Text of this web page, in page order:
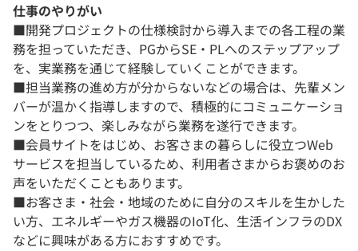
仕事のやりがい
■開発プロジェクトの仕様検討から導入までの各工程の業
務を担っていただき、PGからSE・PLへのステップアップ
を、実業務を通じて経験していくことができます。
■担当業務の進め方が分からないなどの場合は、先輩メン
バーが温かく指導しますので、積極的にコミュニケーショ
ンをとりつつ、楽しみながら業務を遂行できます。
■会員サイトをはじめ、お客さまの暮らしに役立つWeb
サービスを担当しているため、利用者さまからお褒めのお
声をいただくこともあります。
■お客さま・社会・地域のために自分のスキルを生かした
い方、エネルギーやガス機器のIoT化、生活インフラのDX
などに興味がある方におすすめです。